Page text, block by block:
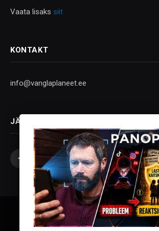
Vaata lisaks siit
KONTAKT
info@vanglaplaneet.ee
JÄLGI SOTSIAALMEEDIAS
Facebook
X
(Twitter)
InstagramYouTubeTelegram
Vanglaplaneet - Vastupanu Vaim